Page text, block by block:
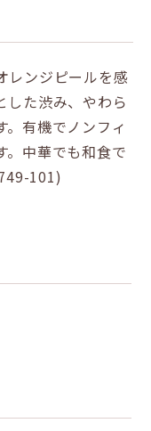
レンジピールを感
した渋み、やわら
有機でノンフィ
。中華でも和食で
101)